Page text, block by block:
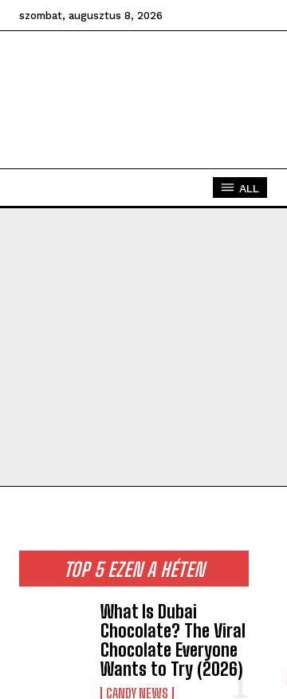
szombat, augusztus 8, 2026
ALL
TOP 5 EZEN A HÉTEN
What Is Dubai
Chocolate? The Viral
Chocolate Everyone
Wants to Try (2026)
CANDY NEWS